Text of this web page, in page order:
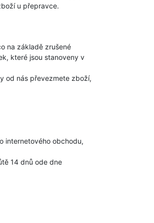
u přepravce.
na základě zrušené
které jsou stanoveny v
od nás převezmete zboží,
internetového obchodu,
14 dnů ode dne